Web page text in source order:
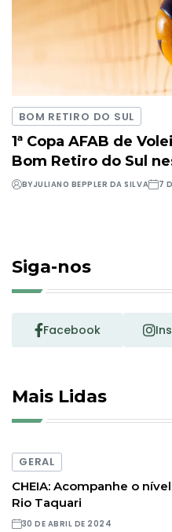
BOM RETIRO DO SUL
1ª Copa AFAB de
Bom Retiro do Sul
BYJULIANO BEPPLER DA SILVA 7
Siga-nos
Facebook
Mais Lidas
GERAL
CHEIA: Acompanhe o
Rio Taquari
30 DE ABRIL DE 2024